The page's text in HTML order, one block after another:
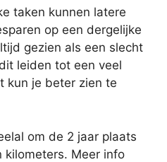
taken kunnen latere
op een dergelijke
gezien als een slecht
leiden tot een veel
kun je beter zien te
om de 2 jaar plaats
Meer info